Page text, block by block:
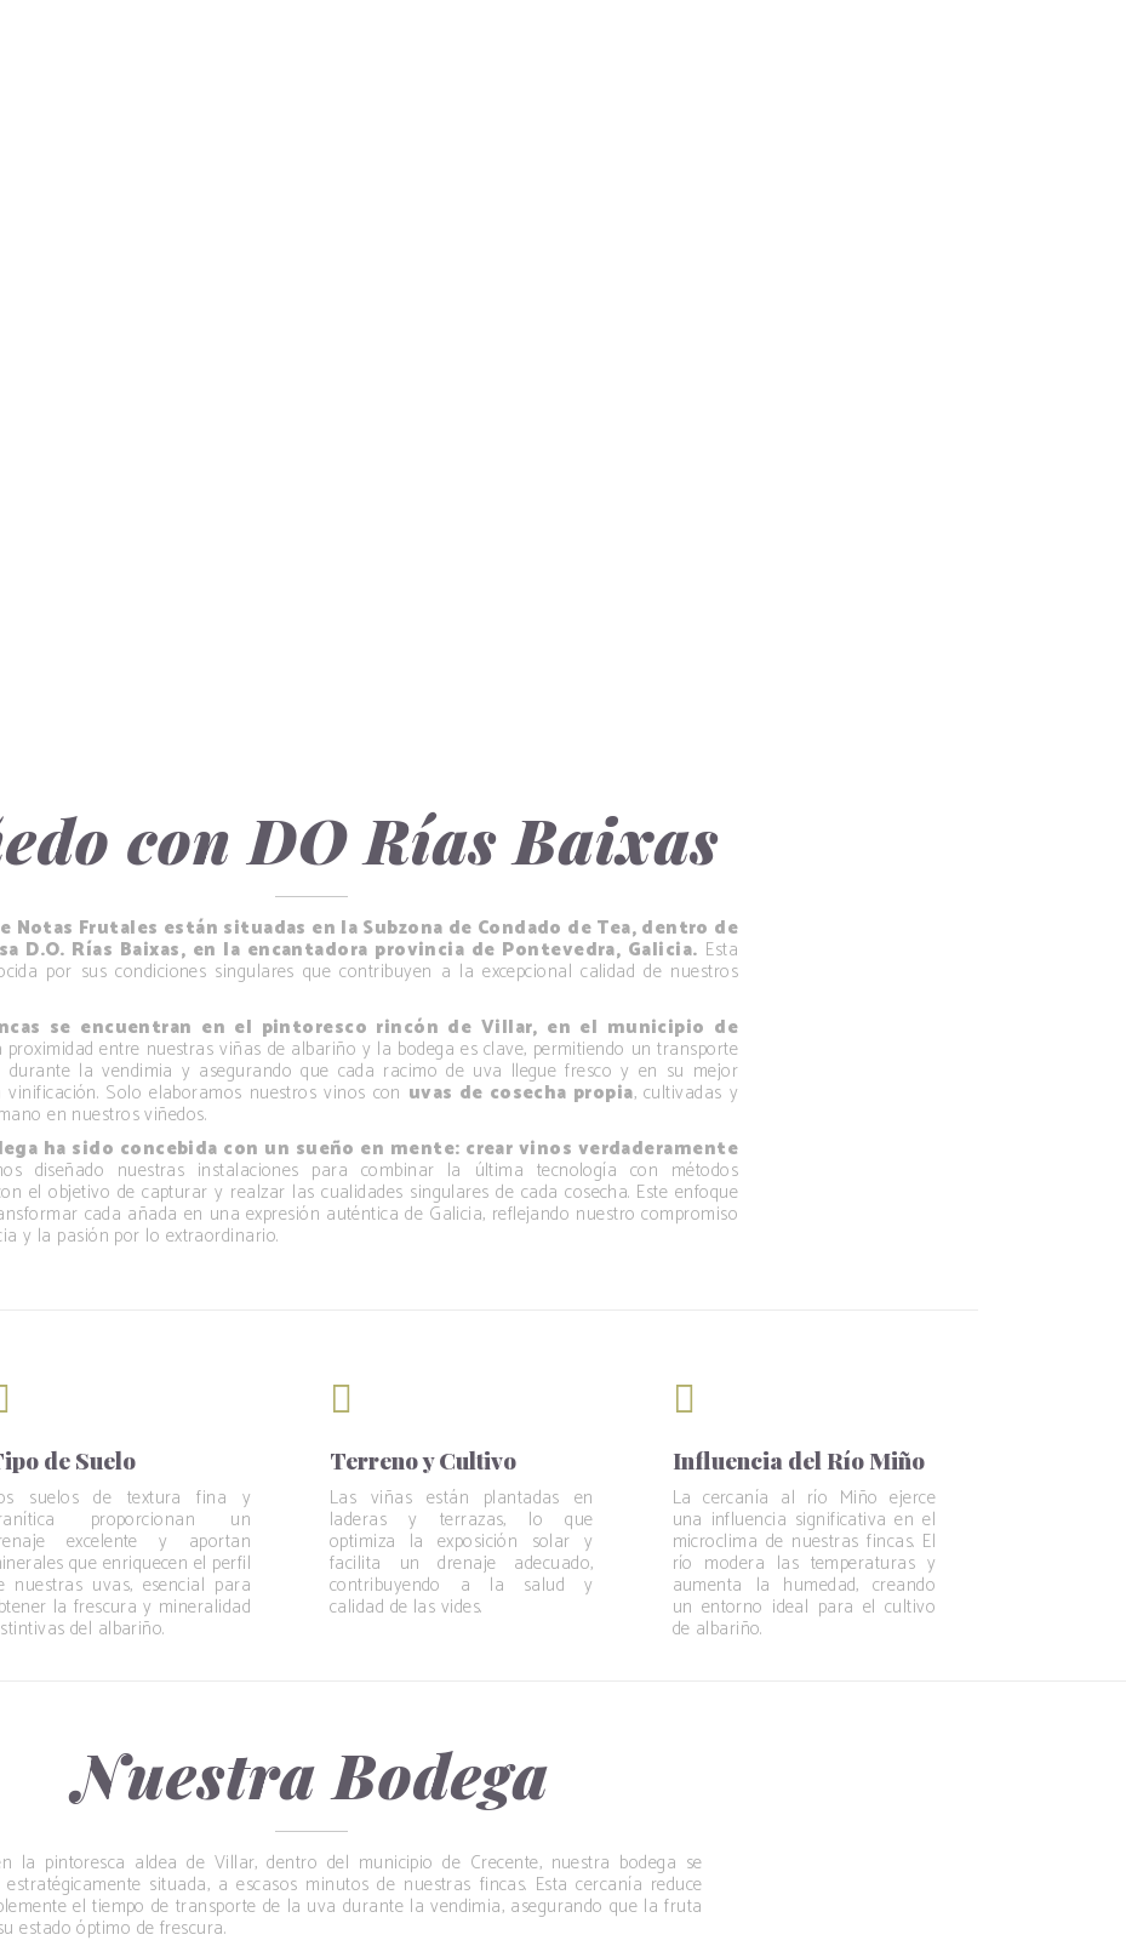
con DO Rías Baixas
Notas Frutales están situadas en la Subzona de Condado de Tea, dentro de
D.O. Rías Baixas, en la encantadora provincia de Pontevedra, Galicia. Esta
por sus condiciones singulares que contribuyen a la excepcional calidad de nuestros
se encuentran en el pintoresco rincón de Villar, en el municipio de
proximidad entre nuestras viñas de albariño y la bodega es clave, permitiendo un transporte
durante la vendimia y asegurando que cada racimo de uva llegue fresco y en su mejor
Solo elaboramos nuestros vinos con uvas de cosecha propia, cultivadas y
en nuestros viñedos.
ha sido concebida con un sueño en mente: crear vinos verdaderamente
diseñado nuestras instalaciones para combinar la última tecnología con métodos
el objetivo de capturar y realzar las cualidades singulares de cada cosecha. Este enfoque
cada añada en una expresión auténtica de Galicia, reflejando nuestro compromiso
y la pasión por lo extraordinario.
de Suelo
suelos de textura fina y
proporcionan un
excelente y aportan
que enriquecen el perfil
nuestras uvas, esencial para
la frescura y mineralidad
del albariño.
Terreno y Cultivo
Las viñas están plantadas en
laderas y terrazas, lo que
optimiza la exposición solar y
facilita un drenaje adecuado,
contribuyendo a la salud y
calidad de las vides.
Influencia del Río Miño
La cercanía al río Miño ejerce
una influencia significativa en el
microclima de nuestras fincas. El
río modera las temperaturas y
aumenta la humedad, creando
un entorno ideal para el cultivo
de albariño.
Nuestra Bodega
la pintoresca aldea de Villar, dentro del municipio de Crecente, nuestra bodega se
situada, a escasos minutos de nuestras fincas. Esta cercanía reduce
el tiempo de transporte de la uva durante la vendimia, asegurando que la fruta
estado óptimo de frescura.